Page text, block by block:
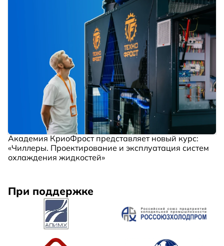
Академия КриоФрост представляет новый курс:
«Чиллеры. Проектирование и эксплуатация систем
охлаждения жидкостей»
При поддержке